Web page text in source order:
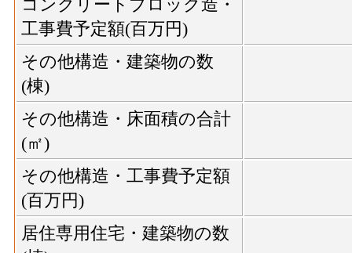
コンクリートブロック造・
工事費予定額(百万円)
その他構造・建築物の数
(棟)
その他構造・床面積の合計
(㎡)
その他構造・工事費予定額
(百万円)
居住専用住宅・建築物の数